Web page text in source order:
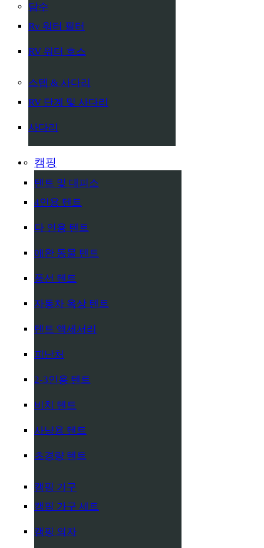
담수
Rv 워터 필터
RV 워터 호스
스텝 & 사다리
RV 단계 및 사다리
사다리
캠핑
텐트 및 대피소
4인용 텐트
다 인용 텐트
애완 동물 텐트
풍선 텐트
자동차 옥상 텐트
텐트 액세서리
피난처
2-3인용 텐트
비치 텐트
사냥용 텐트
초경량 텐트
캠핑 가구
캠핑 가구 세트
캠핑 의자